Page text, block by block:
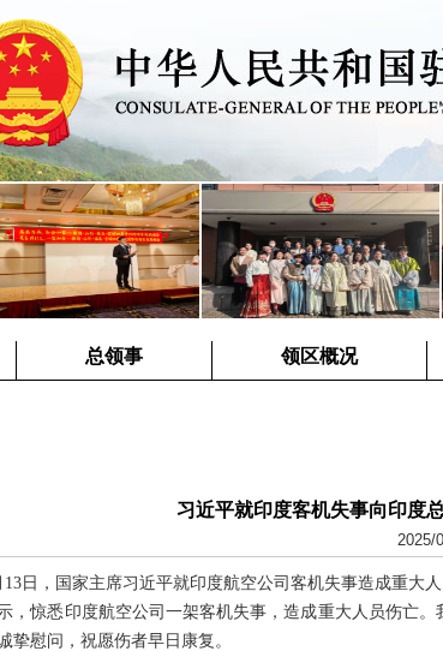
总领事 领区概况
习近平就印度客机失事向印度
2025/
13日，国家主席习近平就印度航空公司客机失事造成重大
，惊悉印度航空公司一架客机失事，造成重大人员伤亡
挚慰问，祝愿伤者早日康复。